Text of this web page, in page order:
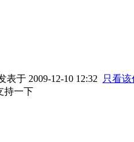
表于 2009-12-10 12:32
只看该
持一下